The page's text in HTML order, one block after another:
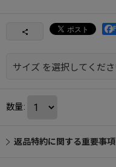
サイズ を選択してくだ
数量:
返品特約に関する重要事項